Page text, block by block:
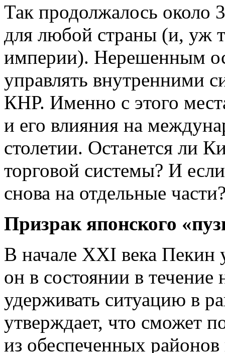
Так продолжалось около
для любой страны (и, уж
империи). Нерешенным
управлять внутренними
КНР. Именно с этого
и его влияния на
столетии. Останется ли
торговой системы? И
снова на отдельные
Призрак японского
В начале XXI века Пекин
он в состоянии в течение
удерживать ситуацию в
утверждает, что сможет
из обеспеченных